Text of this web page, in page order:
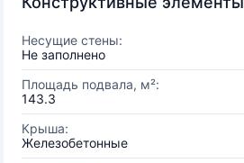
Несущие стены:
Не заполнено
Площадь подвала, м²:
143.3
Крыша:
Железобетонные